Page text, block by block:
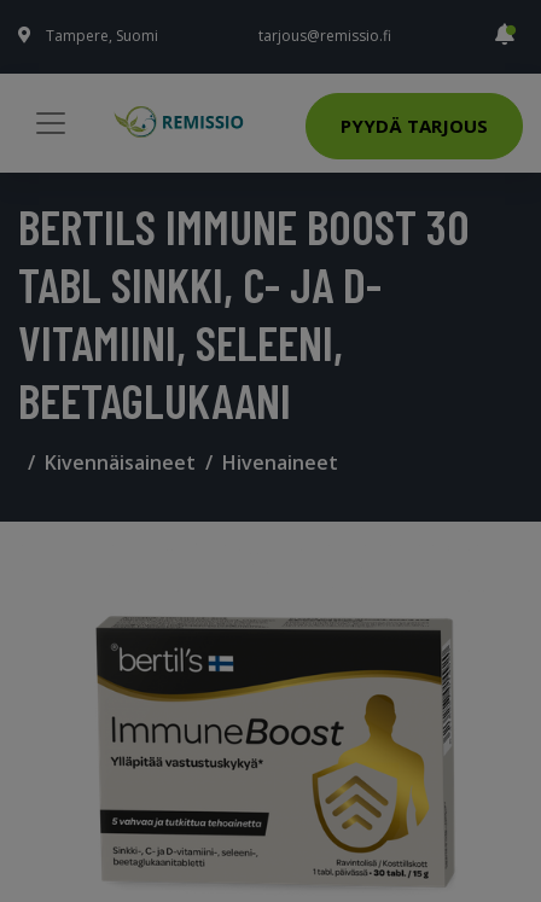
Tampere, Suomi tarjous@remissio.fi
PYYDÄ TARJOUS
BERTILS IMMUNE BOOST 30
TABL SINKKI, C- JA D-
VITAMIINI, SELEENI,
BEETAGLUKAANI
Kivennäisaineet Hivenaineet